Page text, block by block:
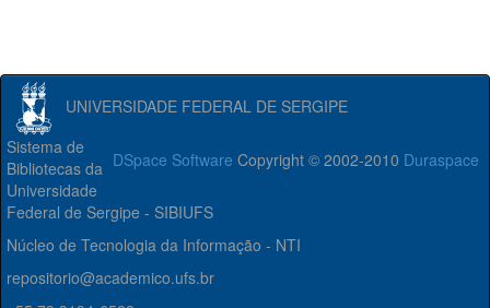
UNIVERSIDADE FEDERAL DE SERGIPE
DSpace Software Copyright © 2002-2010 Duraspace
Sistema de
Bibliotecas da
Universidade
Federal de Sergipe - SIBIUFS
Núcleo de Tecnologia da Informação - NTI
repositorio@academico.ufs.br